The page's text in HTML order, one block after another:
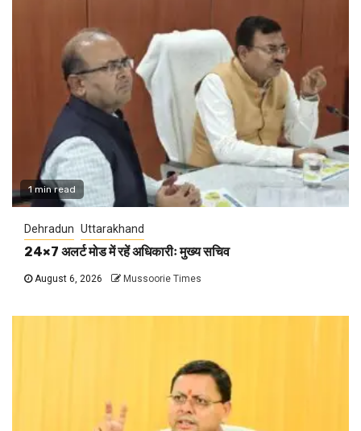
1 min read
Dehradun Uttarakhand
24×7 अलर्ट मोड में रहें अधिकारीः मुख्य सचिव
August 6, 2026 Mussoorie Times